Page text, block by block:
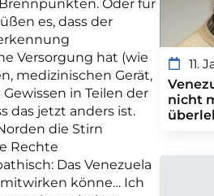
Oder für
es, dass der
Versorgung hat (wie
medizinischen Gerät,
in Teilen der
das jetzt anders ist.
die Stirn
Rechte
Das Venezuela
mitwirken könne… Ich
11.
nicht